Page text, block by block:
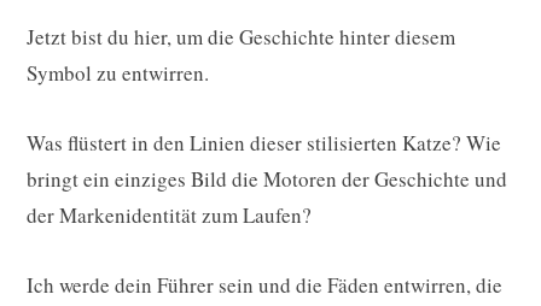
Jetzt bist du hier, um die Geschichte hinter diesem
Symbol zu entwirren.
Was flüstert in den Linien dieser stilisierten Katze? Wie
bringt ein einziges Bild die Motoren der Geschichte und
der Markenidentität zum Laufen?
Ich werde dein Führer sein und die Fäden entwirren, die